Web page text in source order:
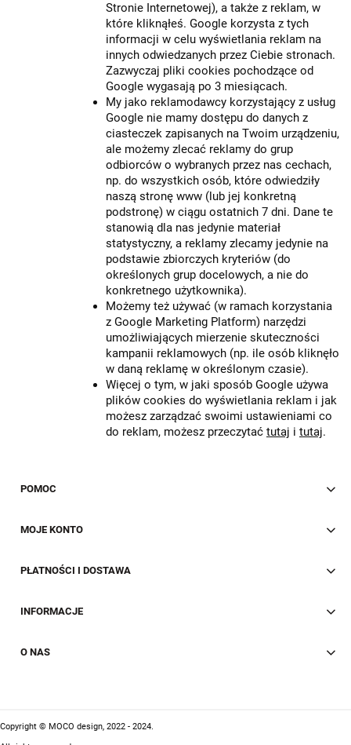
Stronie Internetowej), a także z reklam, w
które kliknąłeś. Google korzysta z tych
informacji w celu wyświetlania reklam na
innych odwiedzanych przez Ciebie stronach.
Zazwyczaj pliki cookies pochodzące od
Google wygasają po 3 miesiącach.
My jako reklamodawcy korzystający z usług
Google nie mamy dostępu do danych z
ciasteczek zapisanych na Twoim urządzeniu,
ale możemy zlecać reklamy do grup
odbiorców o wybranych przez nas cechach,
np. do wszystkich osób, które odwiedziły
naszą stronę www (lub jej konkretną
podstronę) w ciągu ostatnich 7 dni. Dane te
stanowią dla nas jedynie materiał
statystyczny, a reklamy zlecamy jedynie na
podstawie zbiorczych kryteriów (do
określonych grup docelowych, a nie do
konkretnego użytkownika).
Możemy też używać (w ramach korzystania
z Google Marketing Platform) narzędzi
umożliwiających mierzenie skuteczności
kampanii reklamowych (np. ile osób kliknęło
w daną reklamę w określonym czasie).
Więcej o tym, w jaki sposób Google używa
plików cookies do wyświetlania reklam i jak
możesz zarządzać swoimi ustawieniami co
do reklam, możesz przeczytać tutaj i tutaj.
POMOC
MOJE KONTO
PŁATNOŚCI I DOSTAWA
INFORMACJE
O NAS
Copyright © MOCO design, 2022 - 2024.